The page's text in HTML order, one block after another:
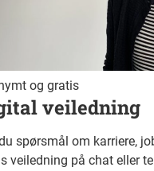
og gratis
veiledning
spørsmål om karriere,
veiledning på chat eller